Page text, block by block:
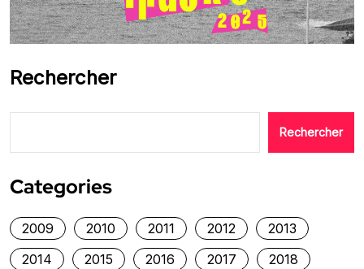
Rechercher
Rechercher
Categories
2009 2010 2011 2012
2013
2014
2015 2016 2017
2018